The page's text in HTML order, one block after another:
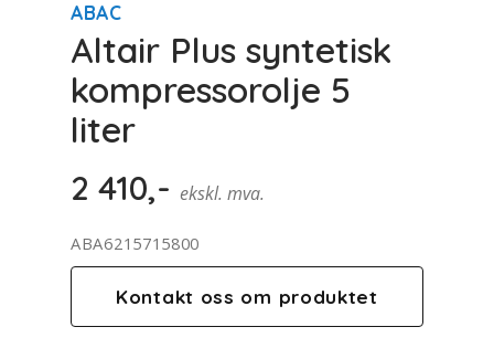
ABAC
Altair Plus syntetisk
kompressorolje 5
liter
2 410,- ekskl. mva.
ABA6215715800
Kontakt oss om produktet